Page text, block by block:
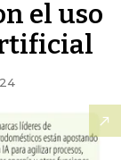
el uso